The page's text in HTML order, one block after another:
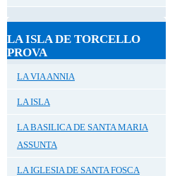
LA ISLA DE TORCELLO
PROVA
LA VIA ANNIA
LA ISLA
LA BASILICA DE SANTA MARIA
ASSUNTA
LA IGLESIA DE SANTA FOSCA